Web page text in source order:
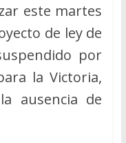
este martes
de ley de
por
la Victoria,
ausencia de